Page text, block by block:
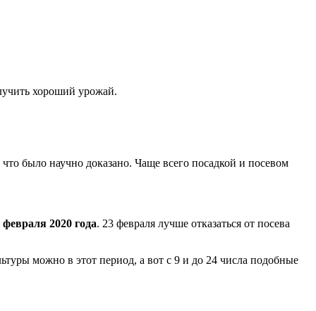
хороший урожай.
было научно доказано. Чаще всего посадкой и посевом
февраля 2020 года. 23 февраля лучше отказаться от посева
можно в этот период, а вот с 9 и до 24 числа подобные